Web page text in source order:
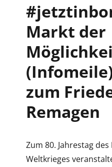
Markt der
zum
Remagen
Zum 80. Jahrestag
Weltkrieges